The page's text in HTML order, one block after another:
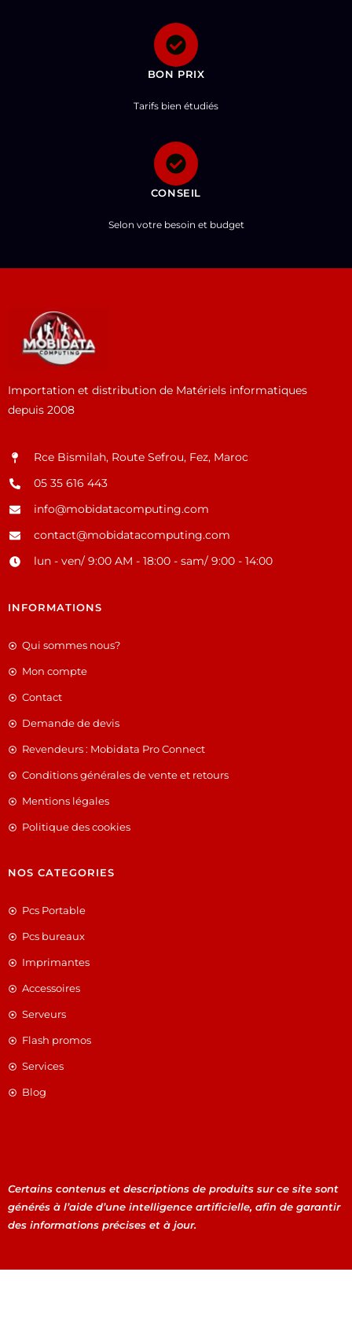
BON PRIX
Tarifs bien étudiés
CONSEIL
Selon votre besoin et budget
Importation et distribution de Matériels informatiques
depuis 2008
Rce Bismilah, Route Sefrou, Fez, Maroc
05 35 616 443
info@mobidatacomputing.com
contact@mobidatacomputing.com
lun - ven/ 9:00 AM - 18:00 - sam/ 9:00 - 14:00
INFORMATIONS
Qui sommes nous?
Mon compte
Contact
Demande de devis
Revendeurs : Mobidata Pro Connect
Conditions générales de vente et retours
Mentions légales
Politique des cookies
NOS CATEGORIES
Pcs Portable
Pcs bureaux
Imprimantes
Accessoires
Serveurs
Flash promos
Services
Blog
Certains contenus et descriptions de produits sur ce site sont
générés à l’aide d’une intelligence artificielle, afin de garantir
des informations précises et à jour.